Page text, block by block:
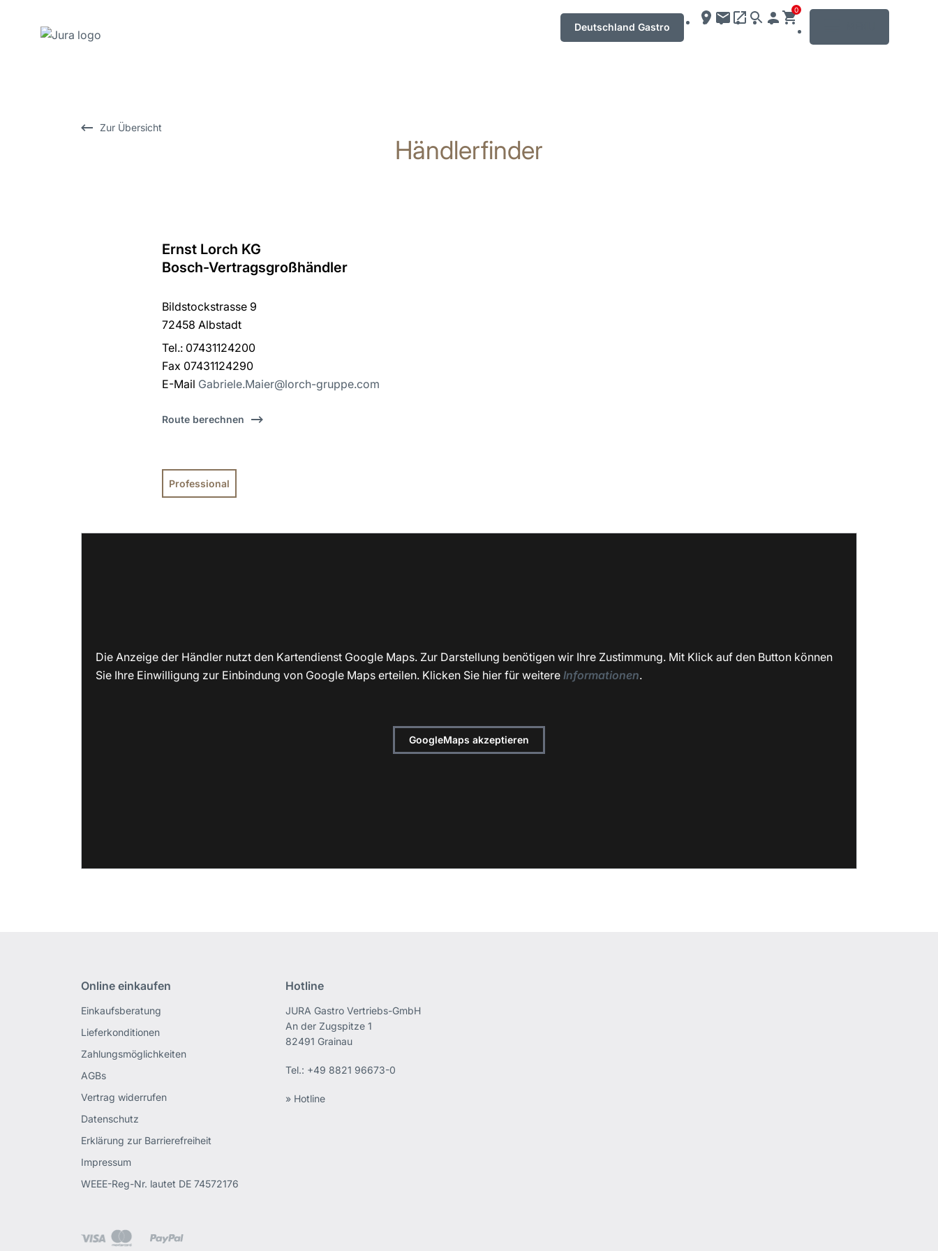
Deutschland Gastro
0
Zur Übersicht
Händlerfinder
Zurück
Ernst Lorch KG
Bosch-Vertragsgroßhändler
Bildstockstrasse 9
72458 Albstadt
Tel.: 07431124200
Fax 07431124290
E-Mail Gabriele.Maier@lorch-gruppe.com
Route berechnen
Professional
Die Anzeige der Händler nutzt den Kartendienst Google Maps. Zur Darstellung benötigen wir Ihre Zustimmung. Mit Klick auf den Button können
Sie Ihre Einwilligung zur Einbindung von Google Maps erteilen. Klicken Sie hier für weitereInformationen.
GoogleMaps akzeptieren
Online einkaufen
Einkaufsberatung
Lieferkonditionen
Zahlungsmöglichkeiten
AGBs
Vertrag widerrufen
Datenschutz
Erklärung zur Barrierefreiheit
Impressum
WEEE-Reg-Nr. lautet DE 74572176
Hotline
JURA Gastro Vertriebs-GmbH
An der Zugspitze 1
82491 Grainau
Tel.: +49 8821 96673-0
» Hotline